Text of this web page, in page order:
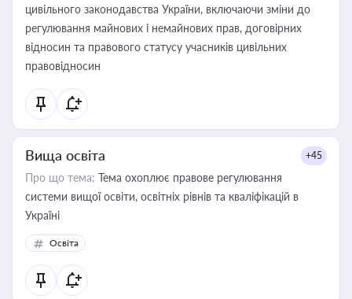
цивільного законодавства України, включаючи зміни до
регулювання майнових і немайнових прав, договірних
відносин та правового статусу учасників цивільних
правовідносин
Вища освіта +45
Про що тема: Тема охоплює правове регулювання
системи вищої освіти, освітніх рівнів та кваліфікацій в
Україні
Освіта